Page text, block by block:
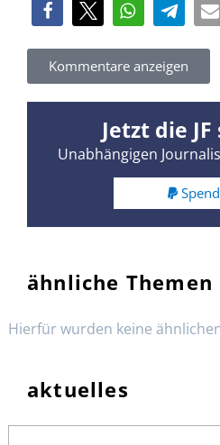
Kommentare anzeigen
Jetzt die
Unabhängigen
ähnliche Themen
Hierfür wurden keine
aktuelles